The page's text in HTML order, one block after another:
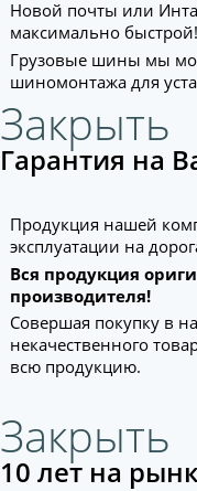
Новой почты или
максимально быстрой!
Грузовые шины мы
шиномонтажа для
Закрыть
Гарантия на
Продукция нашей
эксплуатации на
Вся продукция
производителя!
Совершая покупку в
некачественного
всю продукцию.
Закрыть
10 лет на